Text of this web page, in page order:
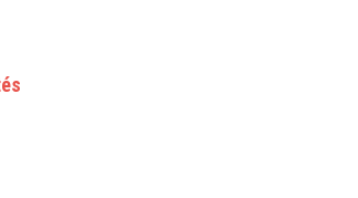
POUR UN PROCESSUS DE STABILISATION DURABLE